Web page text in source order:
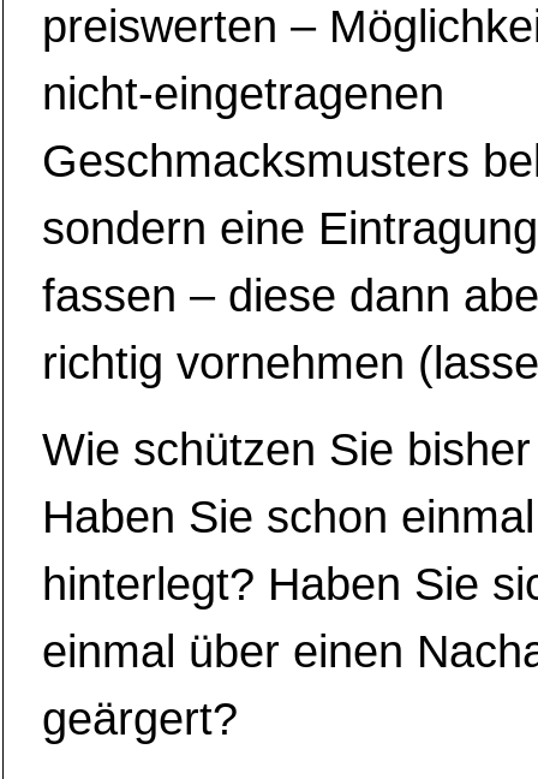
preiswerten –
nicht-eingetragenen
Geschmacksmusters
sondern eine
fassen – diese dann
richtig vornehmen
Wie schützen Sie
Haben Sie schon
hinterlegt? Haben Sie
einmal über einen
geärgert?